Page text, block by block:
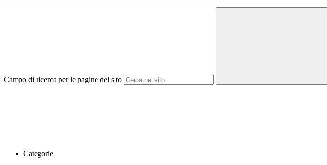
Campo di ricerca per le pagine del sito
Categorie